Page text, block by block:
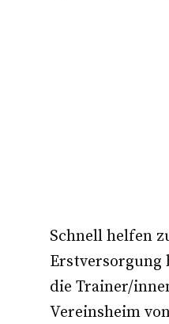
Schnell helfen
Erstversorgung
die Trainer/
Vereinsheim